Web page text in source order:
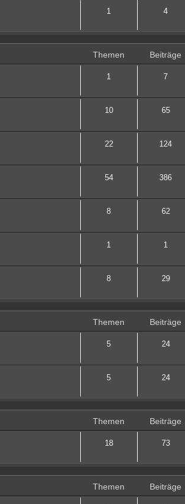
1 4
Themen Beiträge
1 7
10 65
22 124
54 386
8 62
1 1
8 29
Themen Beiträge
5 24
5 24
Themen Beiträge
18 73
Themen Beiträge